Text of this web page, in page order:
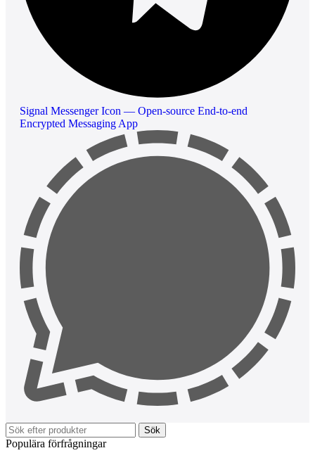
Signal Messenger Icon — Open-source End-to-end
Encrypted Messaging App
Sök
Populära förfrågningar